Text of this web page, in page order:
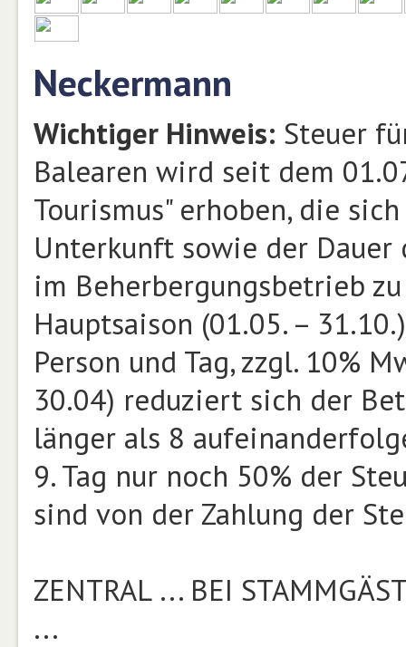
Neckermann
Wichtiger Hinweis: Steuer
Balearen wird seit dem
Tourismus" erhoben, die
Unterkunft sowie der
im Beherbergungsbetrieb
Hauptsaison (01.05. –
Person und Tag, zzgl. 10%
30.04) reduziert sich der
länger als 8
9. Tag nur noch 50% der
sind von der Zahlung der
ZENTRAL ... BEI
...